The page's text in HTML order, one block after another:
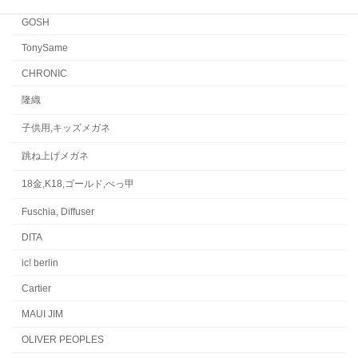
GOSH
TonySame
CHRONIC
隆織
子供用,キッズメガネ
跳ね上げメガネ
18金,K18,ゴールド,べっ甲
Fuschia, Diffuser
DITA
ic! berlin
Cartier
MAUI JIM
OLIVER PEOPLES